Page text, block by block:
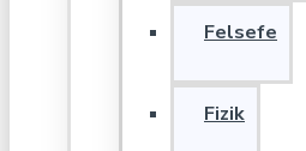
Felsefe
Fizik